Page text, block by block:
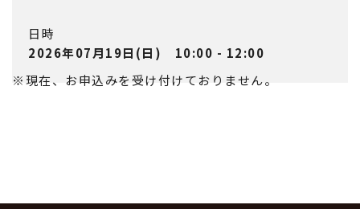
日時
2026年07月19日(日) 10:00 - 12:00
※現在、お申込みを受け付けておりません。